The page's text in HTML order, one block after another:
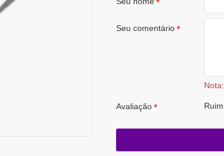
Seu comentário
Nota:
Avaliação Ruim